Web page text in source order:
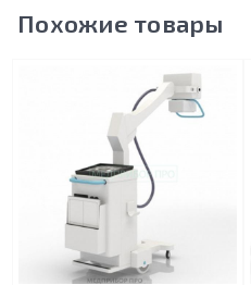
Похожие товары